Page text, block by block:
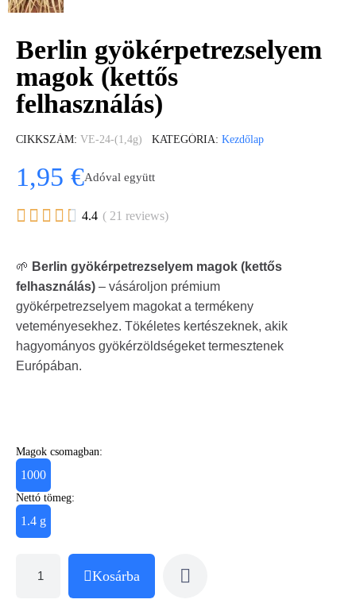
Berlin gyökérpetrezselyem
magok (kettős
felhasználás)
CIKKSZÁM VE-24-(1,4g) KATEGÓRIA Kezdőlap
1,95 €Adóval együtt
     4.4 ( 21 reviews)
🌱 Berlin gyökérpetrezselyem magok (kettős
felhasználás) – vásároljon prémium
gyökérpetrezselyem magokat a termékeny
veteményesekhez. Tökéletes kertészeknek, akik
hagyományos gyökérzöldségeket termesztenek
Európában.
Magok csomagban:
1000
Nettó tömeg:
1.4 g
Kosárba